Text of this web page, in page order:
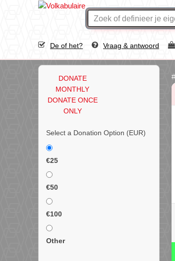
De of het? Vraag & antwoord
DONATE
MONTHLY
DONATE ONCE
ONLY
Select a Donation Option (EUR)
€25
€50
€100
Other